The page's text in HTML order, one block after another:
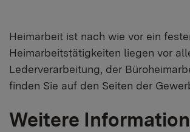
Heimarbeit ist nach wie vor ein
Heimarbeitstätigkeiten liegen vor
Lederverarbeitung, der
finden Sie auf den Seiten der
Weitere